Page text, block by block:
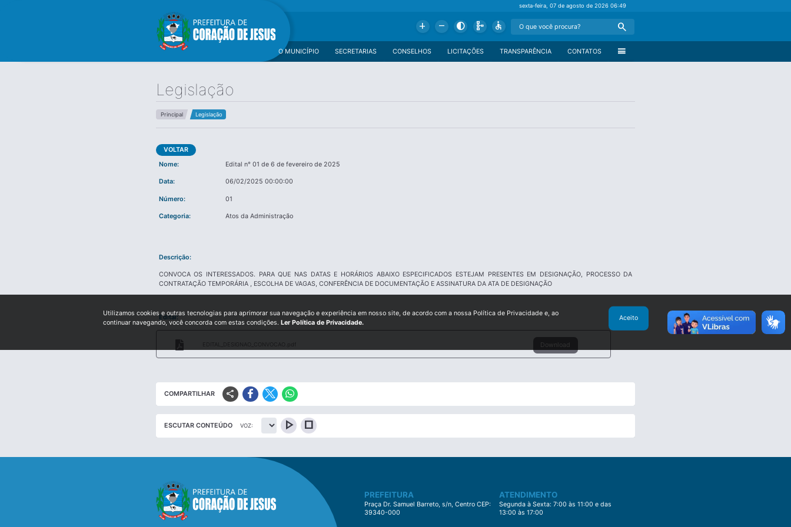
sexta-feira, 07 de agosto de 202606:49
Add Remove Contrast Schema Accessible Search
menu
CONTATOS
TRANSPARÊNCIA
LICITAÇÕES
CONSELHOS
SECRETARIAS
O MUNICÍPIO
Legislação
Principal Legislação
VOLTAR
Nome:
Edital n° 01 de 6 de fevereiro de 2025
Data: 06/02/2025 00:00:00
Número: 01
Categoria: Atos da Administração
Descrição:
CONVOCA OS INTERESSADOS. PARA QUE NAS DATAS E HORÁRIOS ABAIXO ESPECIFICADOS ESTEJAM PRESENTES EM DESIGNAÇÃO, PROCESSO DA
CONTRATAÇÃO TEMPORÁRIA , ESCOLHA DE VAGAS, CONFERÊNCIA DE DOCUMENTAÇÃO E ASSINATURA DA ATA DE DESIGNAÇÃO
Edital:
EDITAL_DESIGNAO_CONVOCAO.pdf Download
COMPARTILHAR share
ESCUTAR CONTEÚDO VOZ: play_arrow stop
PREFEITURA
Praça Dr. Samuel Barreto, s/n, Centro CEP:
39340-000
ATENDIMENTO
Segunda à Sexta: 7:00 às 11:00 e das
13:00 às 17:00
Utilizamos cookies e outras tecnologias para aprimorar sua navegação e experiência em nosso site, de acordo com a nossa Política de Privacidade e, ao
continuar navegando, você concorda com estas condições. Ler Política de Privacidade.
Aceito